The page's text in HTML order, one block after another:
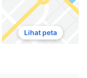
Lihat peta